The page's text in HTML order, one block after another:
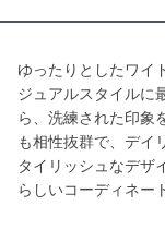
ゆったりとしたワイ
ジュアルスタイルに
ら、洗練された印象
も相性抜群で、デイ
タイリッシュなデザ
らしいコーディネー